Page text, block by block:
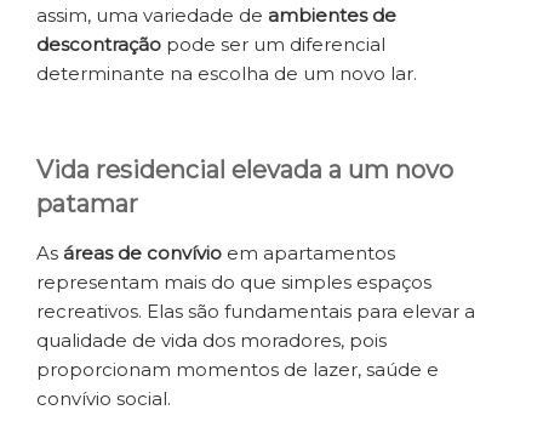
assim, uma variedade de ambientes de
descontração pode ser um diferencial
determinante na escolha de um novo lar.
Vida residencial elevada a um novo
patamar
As áreas de convívio em apartamentos
representam mais do que simples espaços
recreativos. Elas são fundamentais para elevar a
qualidade de vida dos moradores, pois
proporcionam momentos de lazer, saúde e
convívio social.